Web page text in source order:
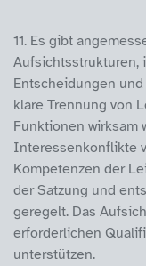
11. Es gibt
Aufsichtsstrukturen,
Entscheidungen
klare Trennung von
Funktionen wirksam
Interessenkonflikte
Kompetenzen der
der Satzung und
geregelt. Das
erforderlichen
unterstützen.